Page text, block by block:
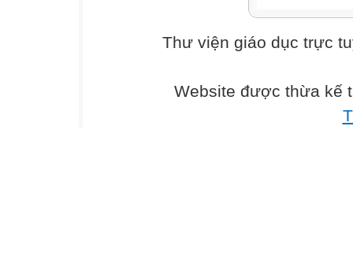
Thư viện giáo dục trực
Website được thừa kế